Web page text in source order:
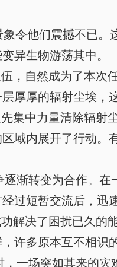
令他们震撼不已。
异生物游荡其中。
，自然成为了本次
厚厚的辐射尘埃，
集中力量清除辐射
域内展开了行动。
渐转变为合作。在
过短暂交流后，迅
解决了困扰已久的
许多原本互不相识
一场突如其来的灾